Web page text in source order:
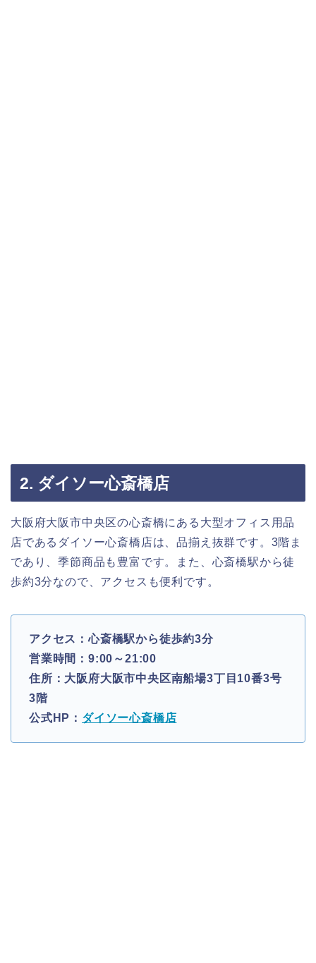
2. ダイソー心斎橋店
大阪府大阪市中央区の心斎橋にある大型オフィス用品
店であるダイソー心斎橋店は、品揃え抜群です。3階ま
であり、季節商品も豊富です。また、心斎橋駅から徒
歩約3分なので、アクセスも便利です。
アクセス：心斎橋駅から徒歩約3分
営業時間：9:00～21:00
住所：大阪府大阪市中央区南船場3丁目10番3号
3階
公式HP： ダイソー心斎橋店